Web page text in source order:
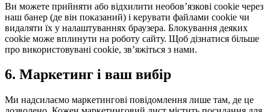
Ви можете прийняти або відхилити необовʼязкові cookie через
наш банер (де він показаний) і керувати файлами cookie чи
видаляти їх у налаштуваннях браузера. Блокування деяких
cookie може вплинути на роботу сайту. Щоб дізнатися більше
про використовувані cookie, звʼяжіться з нами.
6. Маркетинг і ваш вибір
Ми надсилаємо маркетингові повідомлення лише там, де це